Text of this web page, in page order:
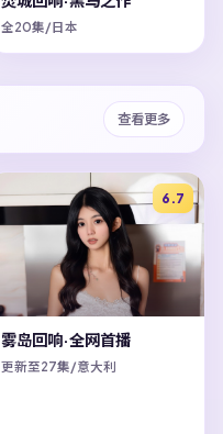
全20集/日本
查看更多
6.7
雾岛回响·全网首播
更新至27集/意大利